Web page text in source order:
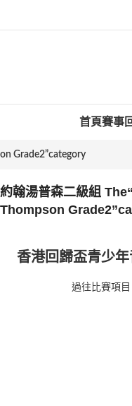
首頁賽事
Grade2”category
約翰湯普森二級組
Thompson
查看內容
香港回歸盃青少
過往比賽項目